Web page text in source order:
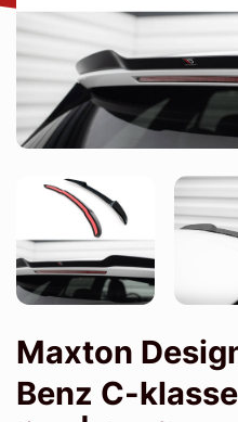
Maxton
Benz C-